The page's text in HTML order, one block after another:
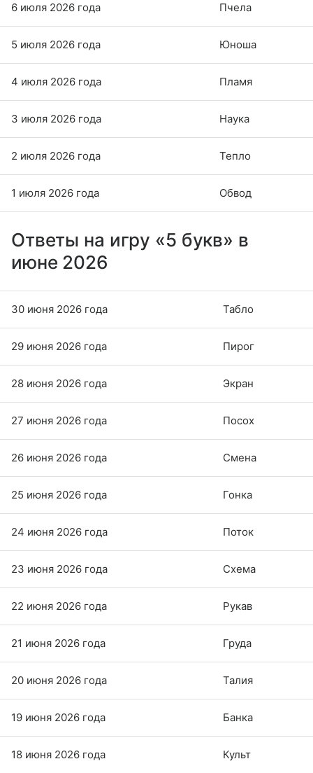
6 июля 2026 года Пчела
5 июля 2026 года Юноша
4 июля 2026 года Пламя
3 июля 2026 года Наука
2 июля 2026 года Тепло
1 июля 2026 года Обвод
Ответы на игру «5 букв» в
июне 2026
30 июня 2026 года Табло
29 июня 2026 года Пирог
28 июня 2026 года Экран
27 июня 2026 года Посох
26 июня 2026 года Смена
25 июня 2026 года Гонка
24 июня 2026 года Поток
23 июня 2026 года Схема
22 июня 2026 года Рукав
21 июня 2026 года Груда
20 июня 2026 года Талия
19 июня 2026 года Банка
18 июня 2026 года Культ